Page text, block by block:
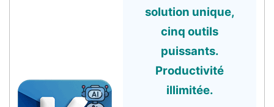
solution unique,
cinq outils
puissants.
Productivité
illimitée.